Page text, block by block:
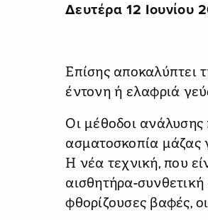
Δευτέρα 12 Ιουνίου
Επίσης αποκαλύπτει
έντονη ή ελαφριά
Οι μέθοδοι
ασματοσκοπία μάζας
Η νέα τεχνική, που
αισθητήρα-συνθετική
φθορίζουσες βαφές,